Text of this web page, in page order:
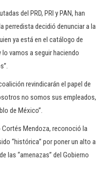
del PRD, PRI y PAN, han
perredista decidió denunciar a la
ya está en el catálogo de
vamos a seguir haciendo
revindicarán el papel de
no somos sus empleados,
de México”.
Cortés Mendoza, reconoció la
“histórica” por poner un alto a
las “amenazas” del Gobierno